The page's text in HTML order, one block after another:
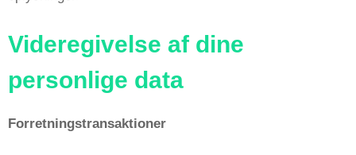
Videregivelse af dine
personlige data
Forretningstransaktioner